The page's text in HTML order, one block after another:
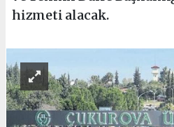
hizmeti alacak.